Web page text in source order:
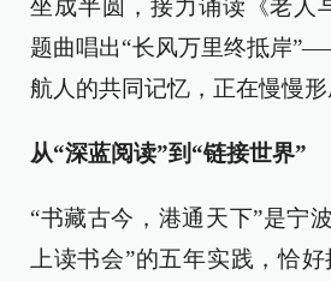
坐成半圆，接力诵读《老人
题曲唱出“长风万里终抵岸
航人的共同记忆，正在慢慢形
从“深蓝阅读”到“链接世界”
“书藏古今，港通天下”是宁
上读书会”的五年实践，恰